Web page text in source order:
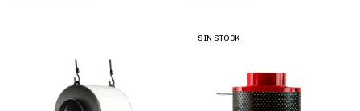
SIN STOCK